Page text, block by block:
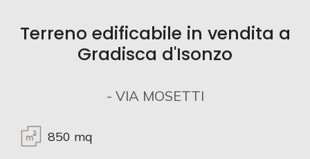
Terreno edificabile in vendita a
Gradisca d'Isonzo
- VIA MOSETTI
850 mq
Residenziali